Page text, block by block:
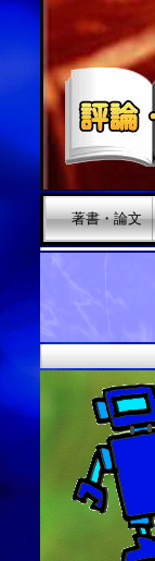
著書・論文